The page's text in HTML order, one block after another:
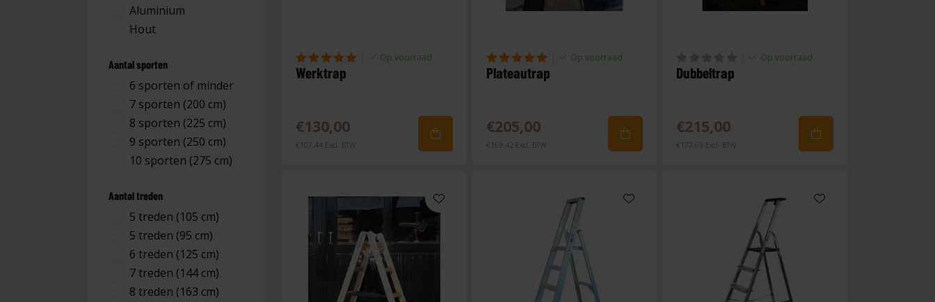
Aluminium
Hout
Aantal sporten
6 sporten of minder
7 sporten (200 cm)
8 sporten (225 cm)
9 sporten (250 cm)
10 sporten (275 cm)
Aantal treden
5 treden (105 cm)
5 treden (95 cm)
6 treden (125 cm)
7 treden (144 cm)
8 treden (163 cm)
Op voorraad
Werktrap
€130,00
€107,44 Excl. BTW
Op voorraad
Plateautrap
€205,00
€169,42 Excl. BTW
Op voorraad
Dubbeltrap
€215,00
€177,69 Excl. BTW